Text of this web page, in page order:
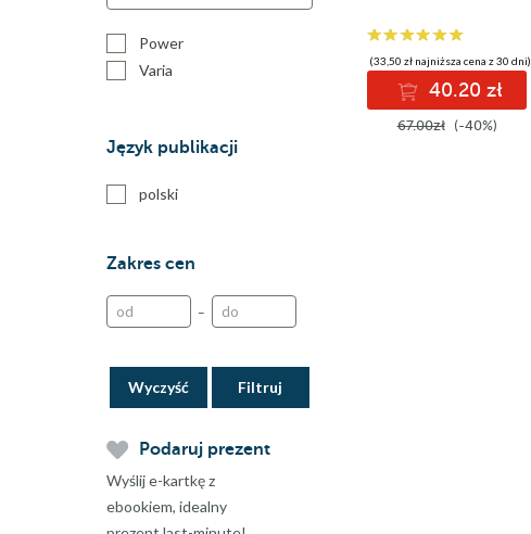
Power
Varia
Język publikacji
polski
Zakres cen
–
Wyczyść
Podaruj prezent
Wyślij e-kartkę z
ebookiem, idealny
(33,50 zł najniższa cena z 30 dni)
40.20 zł
67.00zł (-40%)